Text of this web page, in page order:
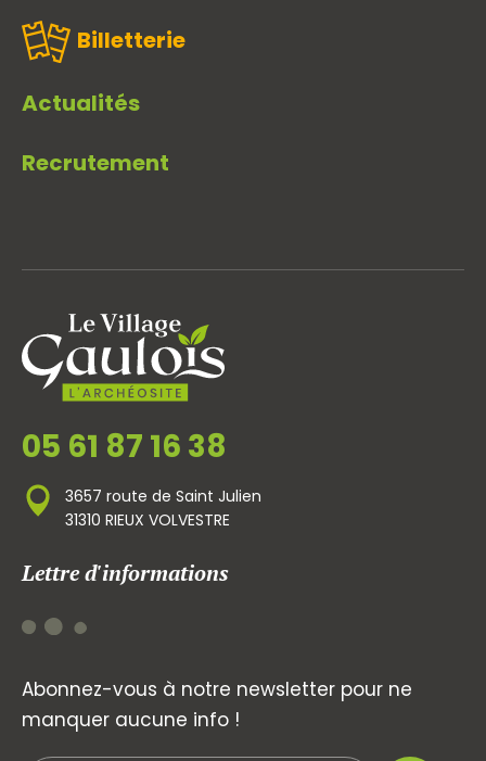
Billetterie
Actualités
Recrutement
05 61 87 16 38
3657 route de Saint Julien
31310 RIEUX VOLVESTRE
Lettre d'informations
Abonnez-vous à notre newsletter pour ne
manquer aucune info !